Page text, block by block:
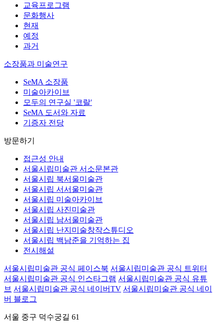
교육프로그램
문화행사
현재
예정
과거
소장품과 미술연구
SeMA 소장품
미술아카이브
모두의 연구실 '코랄'
SeMA 도서와 자료
기증자 전당
방문하기
접근성 안내
서울시립미술관 서소문본관
서울시립 북서울미술관
서울시립 서서울미술관
서울시립 미술아카이브
서울시립 사진미술관
서울시립 남서울미술관
서울시립 난지미술창작스튜디오
서울시립 백남준을 기억하는 집
전시해설
서울시립미술관 공식 페이스북 서울시립미술관 공식 트위터
서울시립미술관 공식 인스타그램 서울시립미술관 공식 유튜
브 서울시립미술관 공식 네이버TV 서울시립미술관 공식 네이
버 블로그
서울 중구 덕수궁길 61